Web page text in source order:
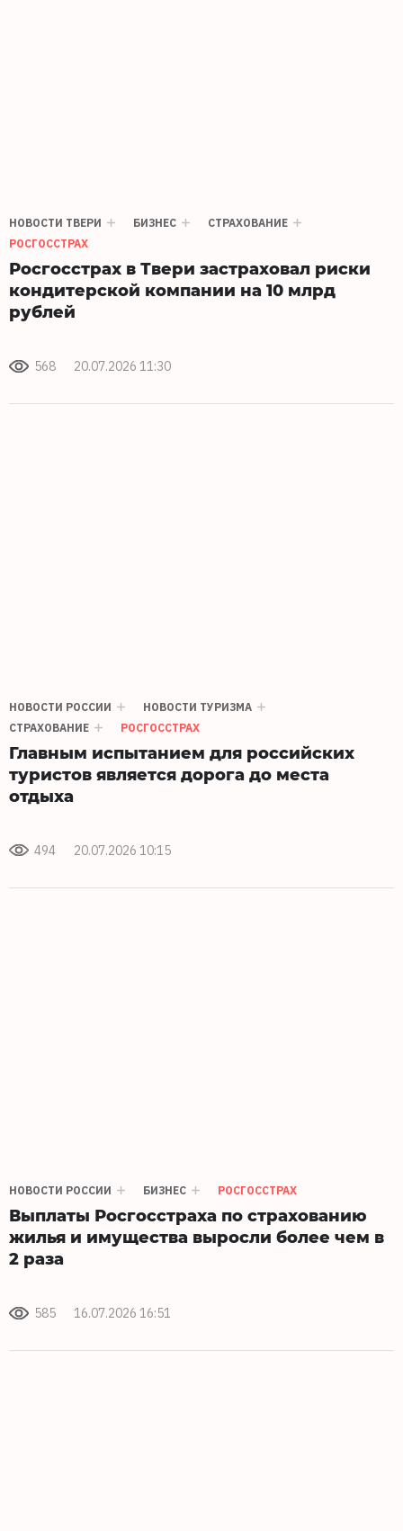
НОВОСТИ ТВЕРИ БИЗНЕС
СТРАХОВАНИЕ
РОСГОССТРАХ
Росгосстрах в Твери застраховал риски
кондитерской компании на 10 млрд
рублей
568 20.07.2026 11:30
НОВОСТИ РОССИИ
НОВОСТИ ТУРИЗМА
СТРАХОВАНИЕ
РОСГОССТРАХ
Главным испытанием для российских
туристов является дорога до места
отдыха
494 20.07.2026 10:15
НОВОСТИ РОССИИ БИЗНЕС РОСГОССТРАХ
Выплаты Росгосстраха по страхованию
жилья и имущества выросли более чем в
2 раза
585 16.07.2026 16:51